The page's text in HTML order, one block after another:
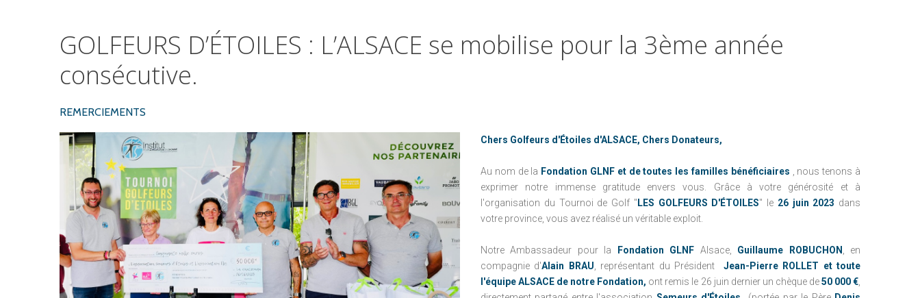
PARRAINAGES
NOMA
LA MARQUE DE
BIENFAISANCE
FIFOTIFA : UNE
ÉCOLE FRANÇAISE
MADAGASCAR
NOTRE MISSION
DE FRÉDÉRIC
GAILLANNE
PARRAINAGES
ENFANCE À
L'HÔPITAL : NOS
PROJETS
L'ENFANCE AU CHRU DE TOURS
L'ENFANCE AU CHU DE NANTES
LES ENFANTS DU
NOMA
LA MARQUE DE
RECEVOIR MES
REÇUS FISCAUX
PRÉCÉDEMMENT
GOLFEURS D’ÉTOILES : L’ALSACE se mobilise pour la 3ème année
consécutive.
REMERCIEMENTS
Chers Golfeurs d'Étoiles d'ALSACE, Chers Donateurs,
Au nom de la Fondation GLNF et de toutes les familles bénéficiaires , nous tenons à
exprimer notre immense gratitude envers vous. Grâce à votre générosité et à
l'organisation du Tournoi de Golf " LES GOLFEURS D'ÉTOILES" le 26 juin 2023 dans
votre province, vous avez réalisé un véritable exploit.
Notre Ambassadeur pour la Fondation GLNF Alsace, Guillaume ROBUCHON
, en
compagnie d'Alain BRAU , représentant du Président Jean-Pierre ROLLET et toute
l'équipe ALSACE de notre Fondation, ont remis le 26 juin dernier un chèque de50 000 €